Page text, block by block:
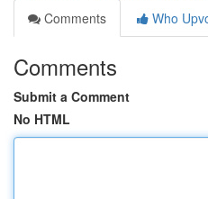
Comments
Who
Comments
Submit a Comment
No HTML